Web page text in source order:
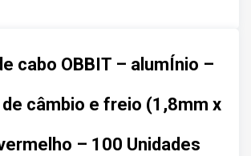
cabo OBBIT – alumÍnio –
câmbio e freio (1,8mm x
– 100 Unidades